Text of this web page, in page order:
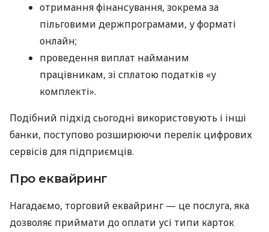
отримання фінансування, зокрема за
пільговими держпрограмами, у форматі
онлайн;
проведення виплат найманим
працівникам, зі сплатою податків «у
комплекті».
Подібний підхід сьогодні використовують і інші
банки, поступово розширюючи перелік цифрових
сервісів для підприємців.
Про еквайринг
Нагадаємо, торговий еквайринг — це послуга, яка
дозволяє приймати до оплати усі типи карток